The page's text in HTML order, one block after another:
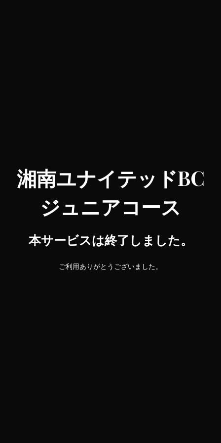
湘南ユナイテッドBC
ジュニアコース
本サービスは終了しました。
ご利用ありがとうございました。